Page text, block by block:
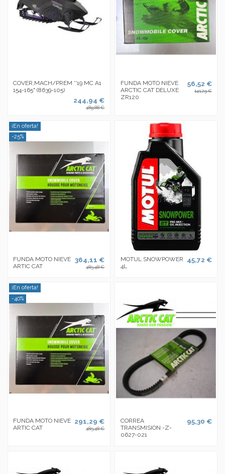
COVER,MACH/PREM ''19 MC A1
154-165" (8639-105)
244,94 €
489,88 €
FUNDA MOTO NIEVE
ARCTIC CAT DELUXE
ZR120
56,52 €
141,29 €
¡En oferta!
-25%
FUNDA MOTO NIEVE
ARTIC CAT
364,11 €
485,48 €
MOTUL SNOWPOWER
4L
45,72 €
¡En oferta!
-40%
FUNDA MOTO NIEVE
ARTIC CAT
291,29 €
485,48 €
CORREA
TRANSMISION -Z-
0627-021
95,30 €